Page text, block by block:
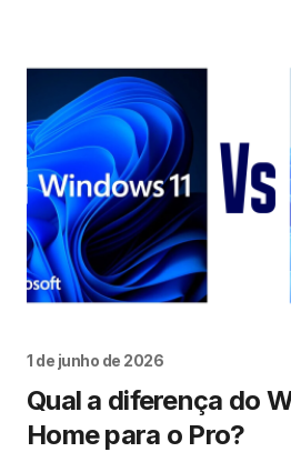
1 de junho de 2026
Qual a diferença do
Home para o Pro?